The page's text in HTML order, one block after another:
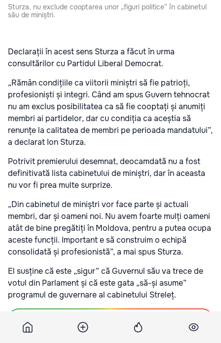
Sturza, nu exclude cooptarea unor „figuri politice” în cabinetul
său de miniștri.
Declarații în acest sens Sturza a făcut în urma
consultărilor cu Partidul Liberal Democrat.
„Rămân condițiile ca viitorii miniștri să fie patrioți,
profesioniști și integri. Când am spus Guvern tehnocrat
nu am exclus posibilitatea ca să fie cooptați și anumiți
membri ai partidelor, dar cu condiția ca aceștia să
renunțe la calitatea de membri pe perioada mandatului”,
a declarat Ion Sturza.
Potrivit premierului desemnat, deocamdată nu a fost
definitivată lista cabinetului de miniștri, dar în aceasta
nu vor fi prea multe surprize.
„Din cabinetul de miniștri vor face parte și actuali
membri, dar și oameni noi. Nu avem foarte mulți oameni
atât de bine pregătiți în Moldova, pentru a putea ocupa
aceste funcții. Important e să construim o echipă
consolidată și profesionistă”, a mai spus Sturza.
El susține că este „sigur” că Guvernul său va trece de
votul din Parlament și că este gata „să-și asume”
programul de guvernare al cabinetului Streleț.